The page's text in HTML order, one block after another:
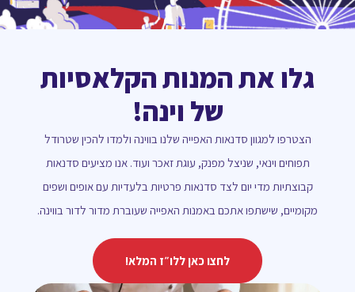
גלו את המנות הקלאסיות
של וינה!
הצטרפו למגוון סדנאות האפייה שלנו בווינה ולמדו להכין שטרודל
תפוחים וינאי, שניצל מפנק, עוגת זאכר ועוד. אנו מציעים סדנאות
קבוצתיות מדי יום לצד סדנאות פרטיות בלעדיות עם אופים ושפים
מקומיים, שישתפו אתכם באמנות האפייה שעוברת מדור לדור בווינה.
לחצו כאן ללו״ז המלא!